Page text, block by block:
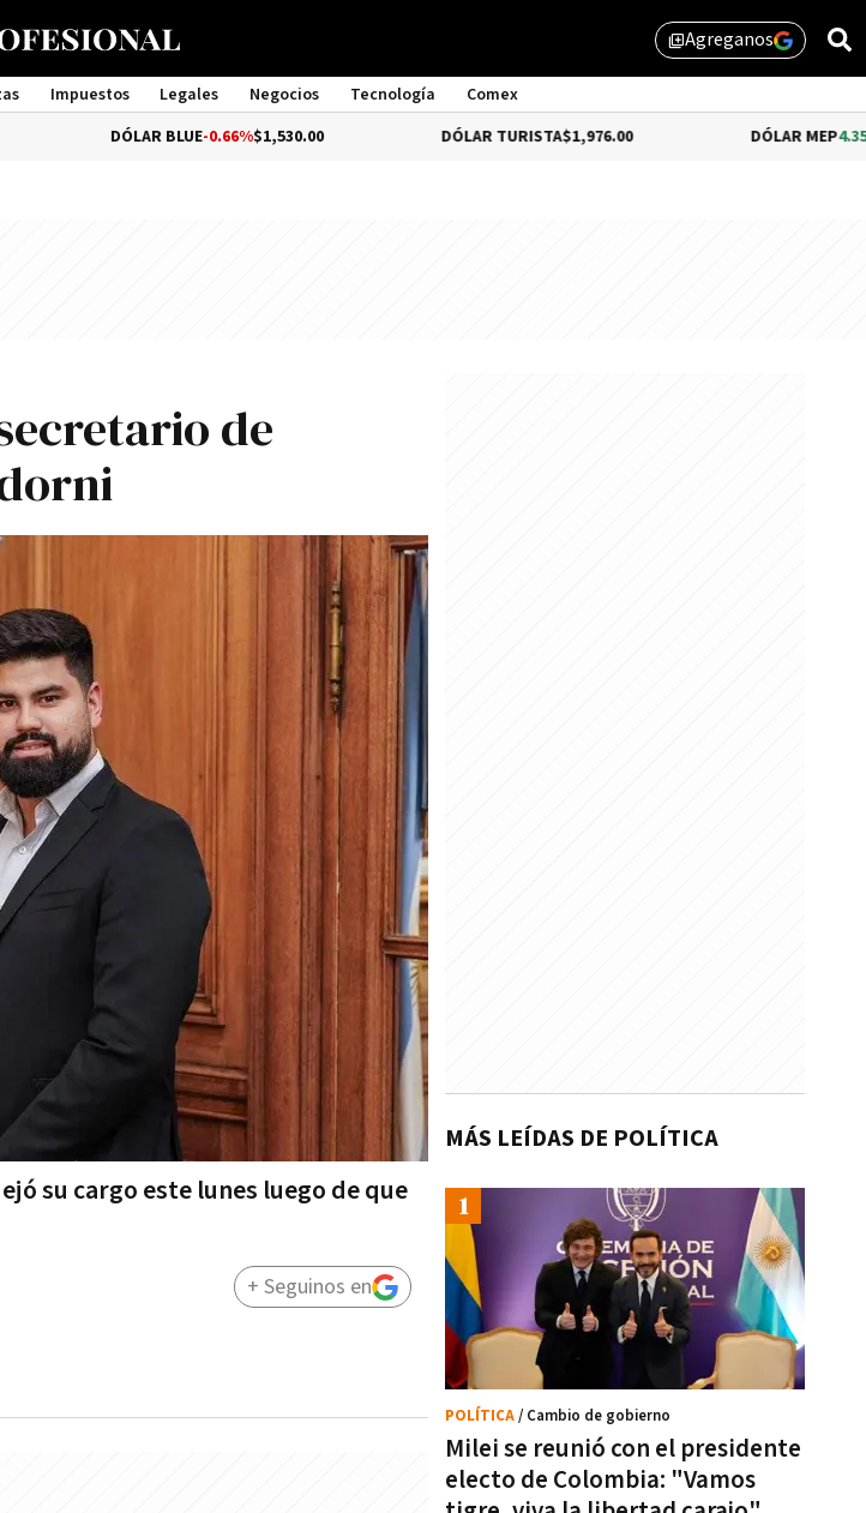
library_addAgreganos
Impuestos Legales Negocios Tecnología
Comex
Management
DÓLAR BLUE-0.66%$1,530.00 DÓLAR TURISTA$1,976.00 DÓLAR MEP4.35%
de
su cargo este lunes luego de que
+ Seguinos en
MÁS LEÍDAS DE POLÍTICA
Milei se reunió con el presidente
electo de Colombia: "Vamos
POLÍTICA/ Cambio de gobierno